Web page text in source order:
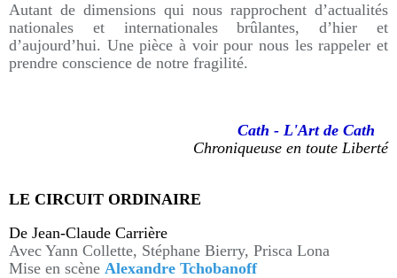
Autant de dimensions qui nous rapprochent d’actualités
nationales et internationales brûlantes, d’hier et
d’aujourd’hui. Une pièce à voir pour nous les rappeler et
prendre conscience de notre fragilité.
Cath - L'Art de Cath
Chroniqueuse en toute Liberté
LE CIRCUIT ORDINAIRE
De Jean-Claude Carrière
Avec Yann Collette, Stéphane Bierry, Prisca Lona
Mise en scène Alexandre Tchobanoff